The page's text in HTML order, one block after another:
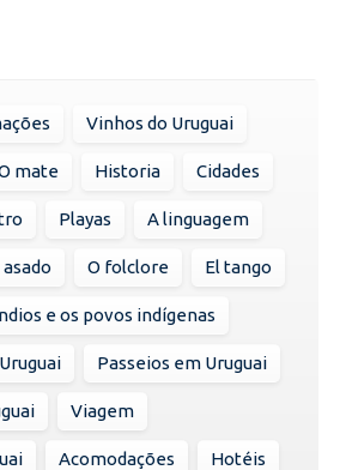
Vinhos do Uruguai
mate Historia Cidades
Playas A linguagem
asado O folclore El tango
e os povos indígenas
Passeios em Uruguai
Viagem
Acomodações Hotéis